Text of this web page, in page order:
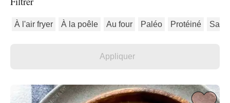
À l'air fryer À la poêle Au four Paléo Protéiné